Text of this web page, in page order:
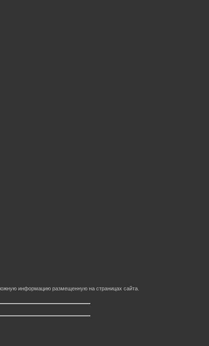
информацию размещенную на страницах сайта.